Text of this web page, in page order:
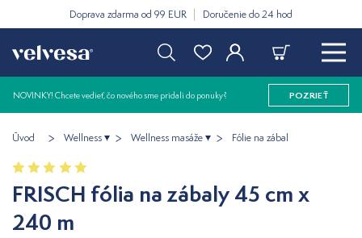
Doprava zdarma od 99 EUR Doručenie do 24 hod
NOVINKY! Chcete vedieť, čo nového sme pridali do ponuky? POZRIEŤ
Úvod Wellness Wellness masáže Fólie na zábal
FRISCH fólia na zábaly 45 cm x
240 m